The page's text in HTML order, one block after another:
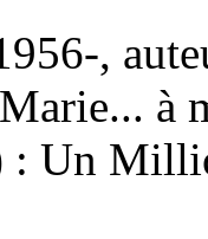
,
à
: Un